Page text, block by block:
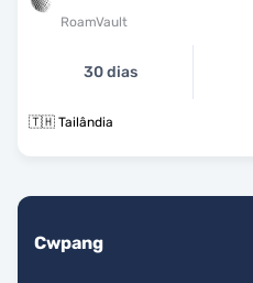
RoamVault
30 dias
🇹🇭 Tailândia
Cwpang